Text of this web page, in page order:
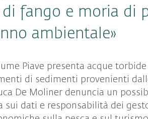
fango e moria di
ambientale»
Piave presenta acque
di sedimenti provenienti
De Moliner denuncia un
sui dati e responsabilità dei